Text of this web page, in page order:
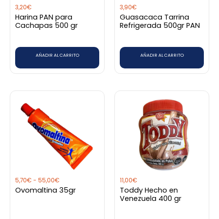
3,20€
Harina PAN para
Cachapas 500 gr
AÑADIR AL CARRITO
3,90€
Guasacaca Tarrina
Refrigerada 500gr PAN
AÑADIR AL CARRITO
5,70€ - 55,00€
5,70€
hasta
55,00€
Ovomaltina 35gr
Este
producto
múltiples
se
pueden
11,00€
Toddy Hecho en
Venezuela 400 gr